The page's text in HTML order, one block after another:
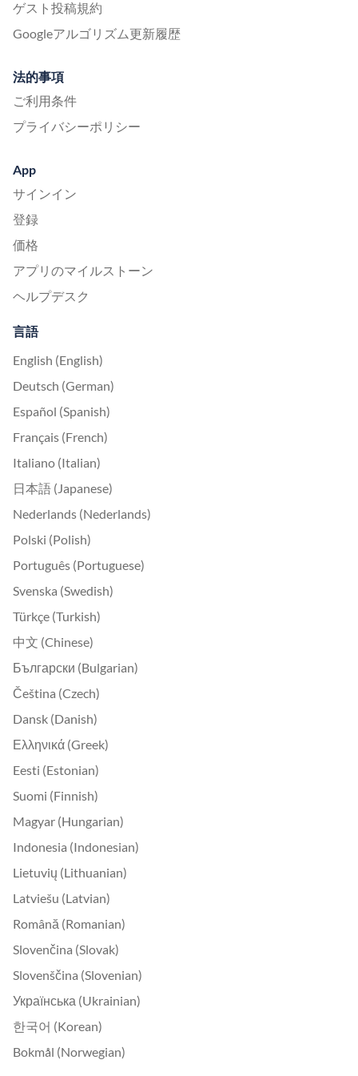
ゲスト投稿規約
Googleアルゴリズム更新履歴
法的事項
ご利用条件
プライバシーポリシー
App
サインイン
登録
価格
アプリのマイルストーン
ヘルプデスク
言語
English (English)
Deutsch (German)
Español (Spanish)
Français (French)
Italiano (Italian)
日本語 (Japanese)
Nederlands (Nederlands)
Polski (Polish)
Português (Portuguese)
Svenska (Swedish)
Türkçe (Turkish)
中文 (Chinese)
Български (Bulgarian)
Čeština (Czech)
Dansk (Danish)
Ελληνικά (Greek)
Eesti (Estonian)
Suomi (Finnish)
Magyar (Hungarian)
Indonesia (Indonesian)
Lietuvių (Lithuanian)
Latviešu (Latvian)
Română (Romanian)
Slovenčina (Slovak)
Slovenščina (Slovenian)
Українська (Ukrainian)
한국어 (Korean)
Bokmål (Norwegian)